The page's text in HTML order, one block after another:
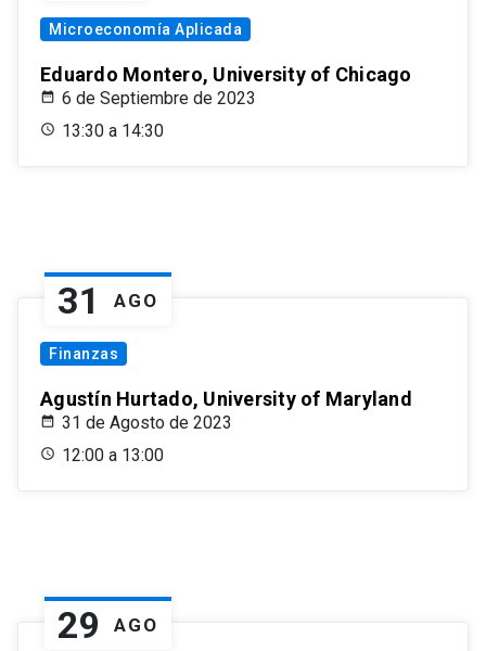
Microeconomía Aplicada
Eduardo Montero, University of Chicago
6 de Septiembre de 2023
13:30 a 14:30
31 AGO
Finanzas
Agustín Hurtado, University of Maryland
31 de Agosto de 2023
12:00 a 13:00
29 AGO